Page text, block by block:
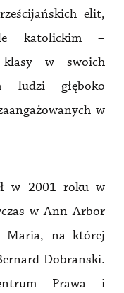
elit,
katolickim –
klasy w swoich
ludzi głęboko
w
w 2001 roku w
w Ann Arbor
Maria, na której
Dobranski.
Prawa i